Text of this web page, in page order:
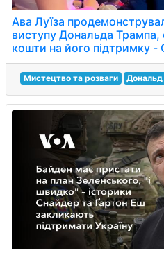
Ава Луїза
виступу Дональда Трампа,
кошти на його підтримку -
Мистецтво та розваги